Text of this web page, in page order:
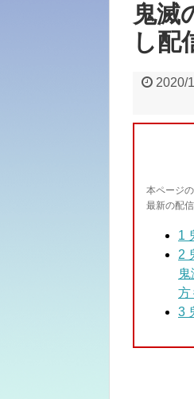
鬼滅
し配
2020/
本ページ
最新の配
1
2
方
3